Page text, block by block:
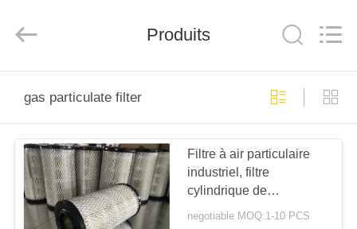
PRODUITS
LE
SPECTACLE
Equipment
Co.,Ltd.
Reserved.
Produits
gas particulate filter
Filtre à air particulaire
industriel, filtre
cylindrique de
substance particulaire
negotiable MOQ:1-10 PCS